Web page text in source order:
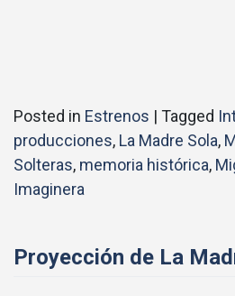
Posted in Estrenos | Tagged
producciones, La Madre Sola,
Solteras, memoria histórica,
Imaginera
Proyección de La